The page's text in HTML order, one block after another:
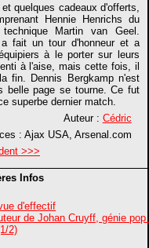
quelques cadeaux d'offerts,
Hennie Henrichs du
Martin van Geel.
fait un tour d'honneur et a
à le porter sur leurs
à l'aise, mais cette fois, il
fin. Dennis Bergkamp n'est
belle page se tourne. Ce fut
superbe dernier match.
Auteur : Cédric
: Ajax USA, Arsenal.com
>>>
Infos
d'effectif
de Johan Cruyff, génie
2)